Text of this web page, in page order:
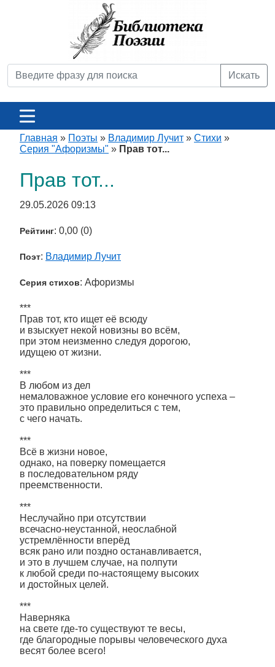
Искать
Главная » Поэты » Владимир Лучит » Стихи »
Серия "Афоризмы" » Прав тот...
Прав тот...
29.05.2026 09:13
Рейтинг: 0,00 (0)
Поэт: Владимир Лучит
Серия стихов: Афоризмы
***
Прав тот, кто ищет её всюду
и взыскует некой новизны во всём,
при этом неизменно следуя дорогою,
идущею от жизни.
***
В любом из дел
немаловажное условие его конечного успеха –
это правильно определиться с тем,
с чего начать.
***
Всё в жизни новое,
однако, на поверку помещается
в последовательном ряду
преемственности.
***
Неслучайно при отсутствии
всечасно-неустанной, неослабной
устремлённости вперёд
всяк рано или поздно останавливается,
и это в лучшем случае, на полпути
к любой среди по-настоящему высоких
и достойных целей.
***
Наверняка
на свете где-то существуют те весы,
где благородные порывы человеческого духа
весят более всего!